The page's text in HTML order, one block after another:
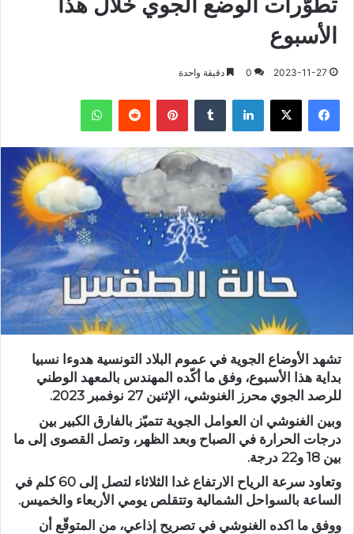
الأسبوع
2023-11-27
0 دقيقة واحدة
فيسبوك X لينكدإن بينتيريست واتساب
تشهد الأوضاع الجوية في عموم البلاد التونسية هدوءا نسبيا
بداية هذا الأسبوع، وفق ما أكّده المهندس بالمعهد الوطني
للرصد الجوي محرز الغنوشي، الإثنين 27 نوفمبر 2023.
وبين الغنوشي ان العوامل الجوية تتميّز بالفارق الكبير بين
درجات الحرارة في الصباح وبعد الظهر، وتصل القصوى إلى ما
بين 18 و22 درجة.
وتعاود سرعة الرياح الارتفاع غدا الثلاثاء لتصل إلى 60 كلم في
الساعة بالسواحل الشمالية وتتقلص يومي الأربعاء والخميس.
ووفق ما اكده الغنوشي في تصريح إذاعي، من المتوقّع أن